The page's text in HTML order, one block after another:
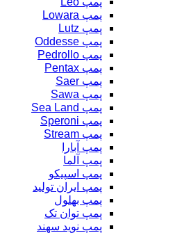
پمپ Lowara
پمپ Lutz
پمپ Oddesse
پمپ Pedrollo
پمپ Pentax
پمپ Saer
پمپ Sawa
پمپ Sea Land
پمپ Speroni
پمپ Stream
پمپ آبارا
پمپ آلما
پمپ اسپیکو
پمپ ایران تولید
پمپ بهلول
پمپ توان تک
پمپ نوید سهند